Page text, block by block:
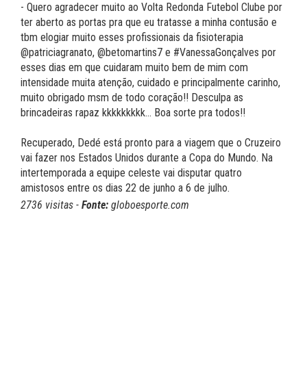
- Quero agradecer muito ao Volta Redonda Futebol Clube por
ter aberto as portas pra que eu tratasse a minha contusão e
tbm elogiar muito esses profissionais da fisioterapia
@patriciagranato, @betomartins7 e #VanessaGonçalves por
esses dias em que cuidaram muito bem de mim com
intensidade muita atenção, cuidado e principalmente carinho,
muito obrigado msm de todo coração!! Desculpa as
brincadeiras rapaz kkkkkkkkk... Boa sorte pra todos!!
Recuperado, Dedé está pronto para a viagem que o Cruzeiro
vai fazer nos Estados Unidos durante a Copa do Mundo. Na
intertemporada a equipe celeste vai disputar quatro
amistosos entre os dias 22 de junho a 6 de julho.
2736 visitas - Fonte: globoesporte.com